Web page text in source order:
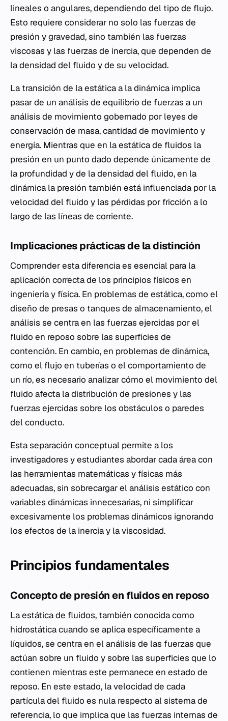
lineales o angulares, dependiendo del tipo de flujo.
Esto requiere considerar no solo las fuerzas de
presión y gravedad, sino también las fuerzas
viscosas y las fuerzas de inercia, que dependen de
la densidad del fluido y de su velocidad.
La transición de la estática a la dinámica implica
pasar de un análisis de equilibrio de fuerzas a un
análisis de movimiento gobernado por leyes de
conservación de masa, cantidad de movimiento y
energía. Mientras que en la estática de fluidos la
presión en un punto dado depende únicamente de
la profundidad y de la densidad del fluido, en la
dinámica la presión también está influenciada por la
velocidad del fluido y las pérdidas por fricción a lo
largo de las líneas de corriente.
Implicaciones prácticas de la distinción
Comprender esta diferencia es esencial para la
aplicación correcta de los principios físicos en
ingeniería y física. En problemas de estática, como el
diseño de presas o tanques de almacenamiento, el
análisis se centra en las fuerzas ejercidas por el
fluido en reposo sobre las superficies de
contención. En cambio, en problemas de dinámica,
como el flujo en tuberías o el comportamiento de
un río, es necesario analizar cómo el movimiento del
fluido afecta la distribución de presiones y las
fuerzas ejercidas sobre los obstáculos o paredes
del conducto.
Esta separación conceptual permite a los
investigadores y estudiantes abordar cada área con
las herramientas matemáticas y físicas más
adecuadas, sin sobrecargar el análisis estático con
variables dinámicas innecesarias, ni simplificar
excesivamente los problemas dinámicos ignorando
los efectos de la inercia y la viscosidad.
Principios fundamentales
Concepto de presión en fluidos en reposo
La estática de fluidos, también conocida como
hidrostática cuando se aplica específicamente a
líquidos, se centra en el análisis de las fuerzas que
actúan sobre un fluido y sobre las superficies que lo
contienen mientras este permanece en estado de
reposo. En este estado, la velocidad de cada
partícula del fluido es nula respecto al sistema de
referencia, lo que implica que las fuerzas internas de